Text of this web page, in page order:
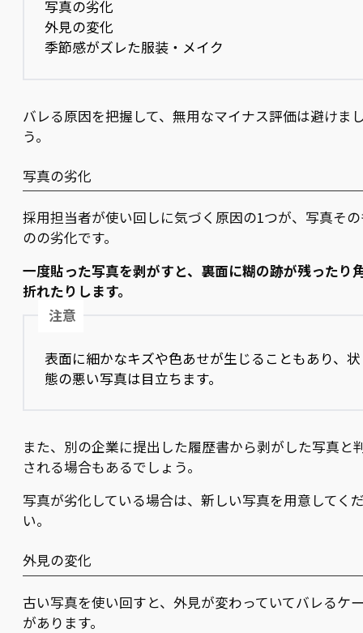
写真の劣化
外見の変化
季節感がズレた服装・メイク
バレる原因を把握して、無用なマイナス評価は避けま
う。
写真の劣化
採用担当者が使い回しに気づく原因の1つが、写真そ
のの劣化です。
一度貼った写真を剥がすと、裏面に糊の跡が残ったり
折れたりします。
注意
表面に細かなキズや色あせが生じることもあり、状
態の悪い写真は目立ちます。
また、別の企業に提出した履歴書から剥がした写真と
される場合もあるでしょう。
写真が劣化している場合は、新しい写真を用意してく
い。
外見の変化
古い写真を使い回すと、外見が変わっていてバレるケ
があります。